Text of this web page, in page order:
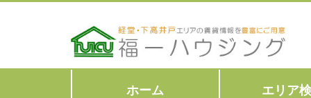
ホーム エリア